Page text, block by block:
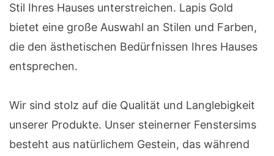
Stil Ihres Hauses unterstreichen. Lapis Gold
bietet eine große Auswahl an Stilen und Farben,
die den ästhetischen Bedürfnissen Ihres Hauses
entsprechen.
Wir sind stolz auf die Qualität und Langlebigkeit
unserer Produkte. Unser steinerner Fenstersims
besteht aus natürlichem Gestein, das während